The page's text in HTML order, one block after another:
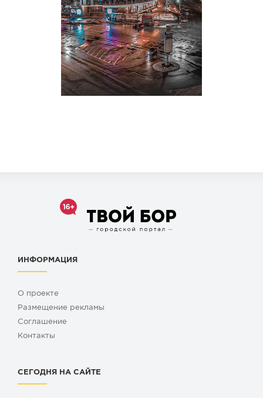
ИНФОРМАЦИЯ
О проекте
Размещение рекламы
Cоглашение
Контакты
СЕГОДНЯ НА САЙТЕ